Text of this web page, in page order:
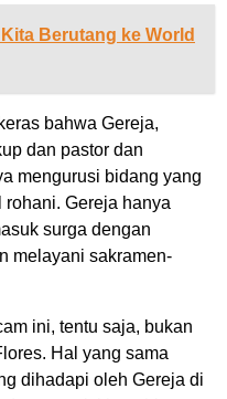
Berutang ke World
bahwa Gereja,
dan pastor dan
mengurusi bidang yang
Gereja hanya
surga dengan
melayani sakramen-
ini, tentu saja, bukan
Hal yang sama
dihadapi oleh Gereja di